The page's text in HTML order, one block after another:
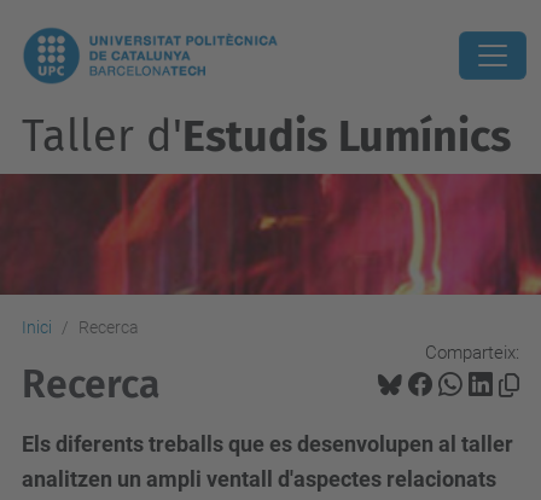
Taller d'Estudis Lumínics
Inici Recerca
Comparteix:
Recerca
Els diferents treballs que es desenvolupen al taller
analitzen un ampli ventall d'aspectes relacionats